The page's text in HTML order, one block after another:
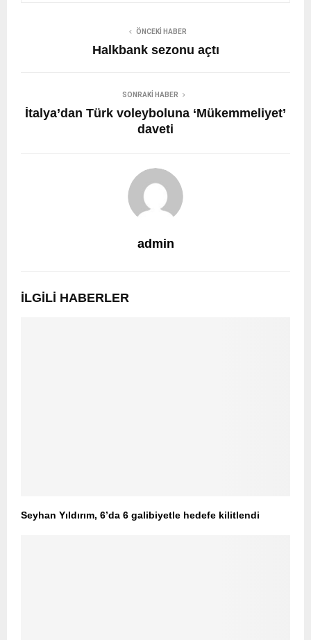
ÖNCEKI HABER
Halkbank sezonu açtı
SONRAKI HABER
İtalya’dan Türk voleyboluna ‘Mükemmeliyet’
daveti
admin
İLGILI HABERLER
Seyhan Yıldırım, 6’da 6 galibiyetle hedefe kilitlendi